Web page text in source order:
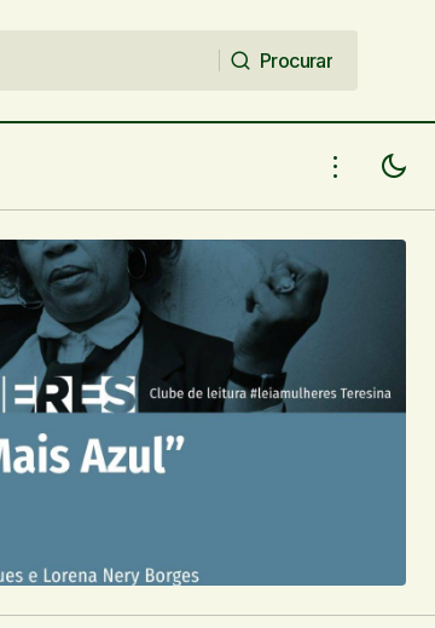
Procurar
Clube de leitura- leia mulheres
Teresina